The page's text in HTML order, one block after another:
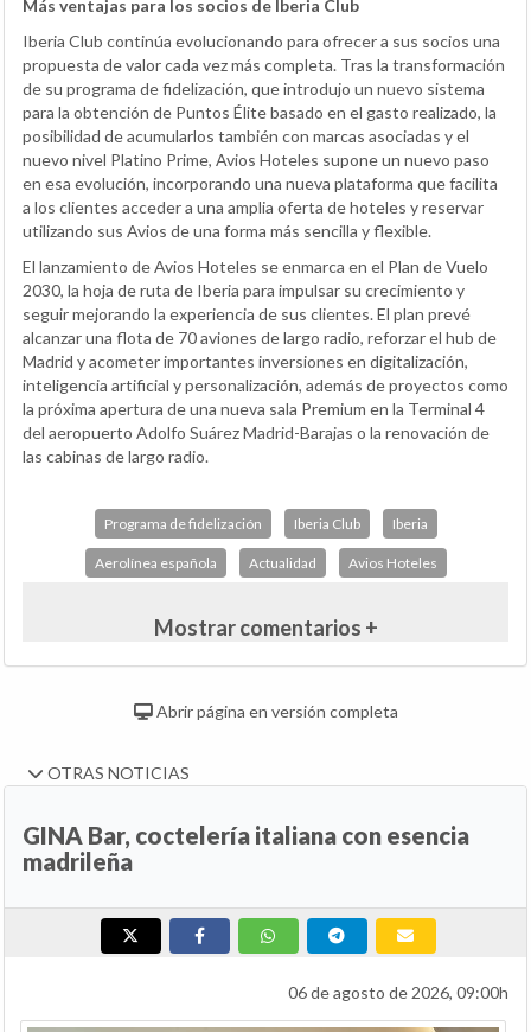
Más ventajas para los socios de Iberia Club
Iberia Club continúa evolucionando para ofrecer a sus socios una
propuesta de valor cada vez más completa. Tras la transformación
de su programa de fidelización, que introdujo un nuevo sistema
para la obtención de Puntos Élite basado en el gasto realizado, la
posibilidad de acumularlos también con marcas asociadas y el
nuevo nivel Platino Prime, Avios Hoteles supone un nuevo paso
en esa evolución, incorporando una nueva plataforma que facilita
a los clientes acceder a una amplia oferta de hoteles y reservar
utilizando sus Avios de una forma más sencilla y flexible.
El lanzamiento de Avios Hoteles se enmarca en el Plan de Vuelo
2030, la hoja de ruta de Iberia para impulsar su crecimiento y
seguir mejorando la experiencia de sus clientes. El plan prevé
alcanzar una flota de 70 aviones de largo radio, reforzar el hub de
Madrid y acometer importantes inversiones en digitalización,
inteligencia artificial y personalización, además de proyectos como
la próxima apertura de una nueva sala Premium en la Terminal 4
del aeropuerto Adolfo Suárez Madrid-Barajas o la renovación de
las cabinas de largo radio.
Programa de fidelización Iberia Club Iberia
Aerolínea española Actualidad Avios Hoteles
Mostrar comentarios +
Abrir página en versión completa
OTRAS NOTICIAS
GINA Bar, coctelería italiana con esencia
madrileña
06 de agosto de 2026, 09:00h